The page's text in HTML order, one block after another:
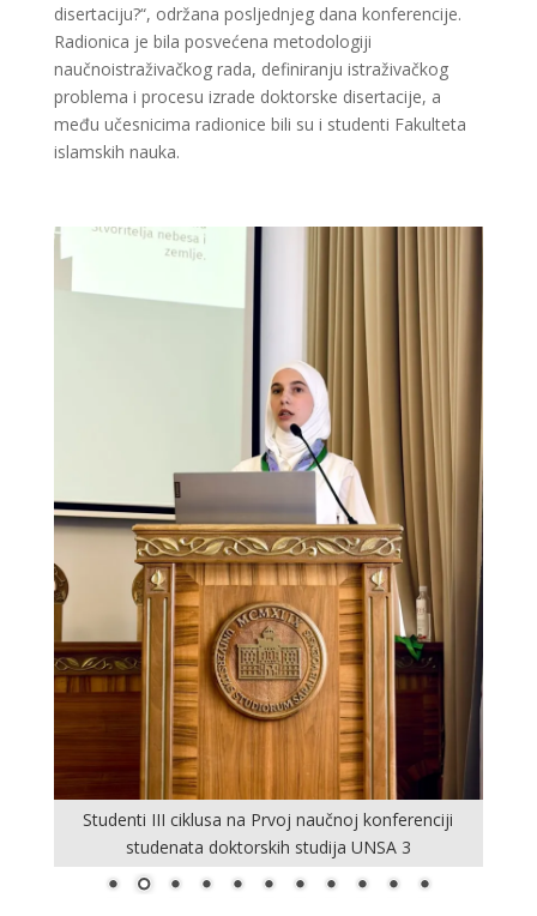
disertaciju?“, održana posljednjeg dana konferencije.
Radionica je bila posvećena metodologiji
naučnoistraživačkog rada, definiranju istraživačkog
problema i procesu izrade doktorske disertacije, a
među učesnicima radionice bili su i studenti Fakulteta
islamskih nauka.
Studenti III ciklusa na Prvoj naučnoj konferenciji
studenata doktorskih studija UNSA 3